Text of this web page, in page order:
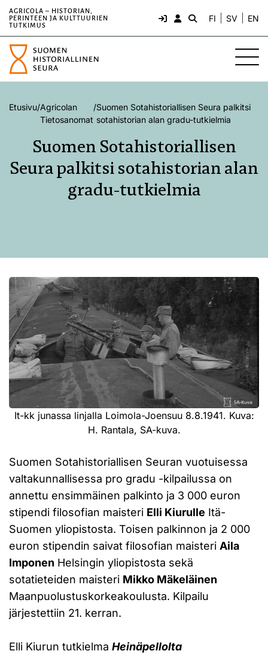
AGRICOLA – HISTORIAN,
PERINTEEN JA KULTTUURIEN
TUTKIMUS
FI SV EN
Etusivu/Agricolan
Tietosanomat
/Suomen Sotahistoriallisen Seura palkitsi
sotahistorian alan gradu-tutkielmia
Suomen Sotahistoriallisen
Seura palkitsi sotahistorian alan
gradu-tutkielmia
It-kk junassa linjalla Loimola-Joensuu 8.8.1941. Kuva:
H. Rantala, SA-kuva.
Suomen Sotahistoriallisen Seuran vuotuisessa
valtakunnallisessa pro gradu -kilpailussa on
annettu ensimmäinen palkinto ja 3 000 euron
stipendi filosofian maisteri Elli Kiurulle Itä-
Suomen yliopistosta. Toisen palkinnon ja 2 000
euron stipendin saivat filosofian maisteri Aila
Imponen Helsingin yliopistosta sekä
sotatieteiden maisteri Mikko Mäkeläinen
Maanpuolustuskorkeakoulusta. Kilpailu
järjestettiin 21. kerran.
Elli Kiurun tutkielma Heinäpellolta